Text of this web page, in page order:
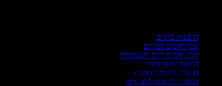
הופעות בחגים
אמן חושים לפורים
אמן חושים ליום העצמאות
הופעה לתערוכות
הפעלה להרמת כוסית
הפעלה לחנוכה למבוגרים